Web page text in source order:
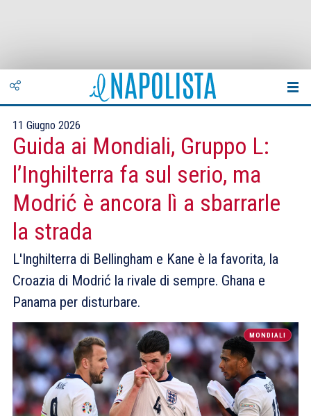
11 Giugno 2026
Guida ai Mondiali, Gruppo L:
l’Inghilterra fa sul serio, ma
Modrić è ancora lì a sbarrarle
la strada
L'Inghilterra di Bellingham e Kane è la favorita, la
Croazia di Modrić la rivale di sempre. Ghana e
Panama per disturbare.
MONDIALI